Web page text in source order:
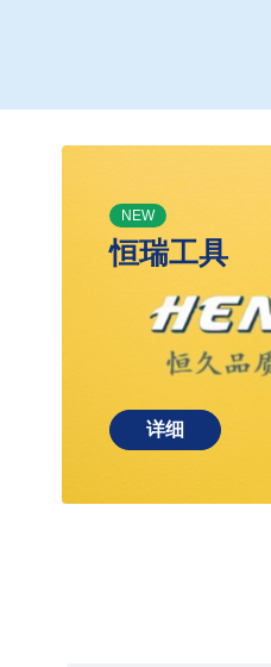
NEW
恒瑞工具
详细